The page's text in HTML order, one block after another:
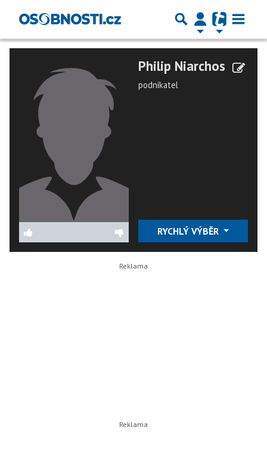
Philip Niarchos
podnikatel
RYCHLÝ VÝBĚR